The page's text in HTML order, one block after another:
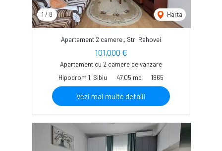
1 / 8 Harta
Apartament 2 camere,, Str. Rahovei
101,000 €
Apartament cu 2 camere de vânzare
Hipodrom 1, Sibiu
47.05 mp 1965
Vezi mai multe detalii